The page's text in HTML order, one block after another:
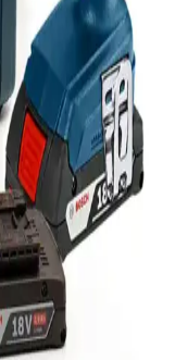
Her iki
inceleniyor.
Ergonomik
hassasiyet
fare,
ettiği üstün
Özellikleri
üstün ses
kullanım ve yüksek
kullanım için